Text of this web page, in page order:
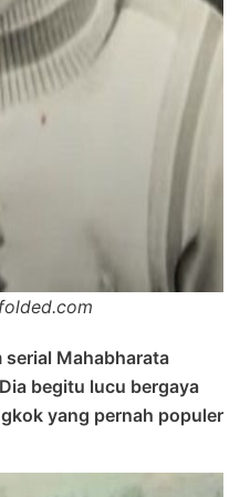
serial Mahabharata
begitu lucu bergaya
yang pernah populer